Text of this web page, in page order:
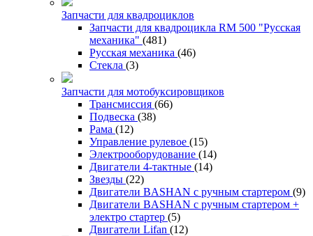
Запчасти для квадроциклов
Запчасти для квадроцикла RM 500 "Русская
механика" (481)
Русская механика (46)
Стекла (3)
Запчасти для мотобуксировщиков
Трансмиссия (66)
Подвеска (38)
Рама (12)
Управление рулевое (15)
Электрооборудование (14)
Двигатели 4-тактные (14)
Звезды (22)
Двигатели BASHAN с ручным стартером (9)
Двигатели BASHAN с ручным стартером +
электро стартер (5)
Двигатели Lifan (12)